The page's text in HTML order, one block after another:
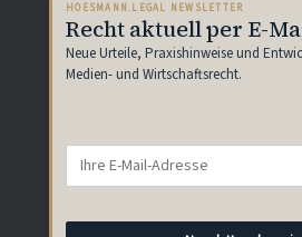
HOESMANN.LEGAL NEWSLETTER
Recht aktuell per E-
Neue Urteile, Praxishinweise und
Medien- und Wirtschaftsrecht.
Mail-
Adresse